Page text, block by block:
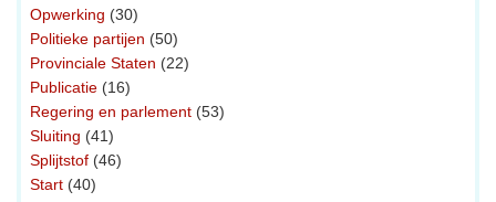
Opwerking (30)
Politieke partijen (50)
Provinciale Staten (22)
Publicatie (16)
Regering en parlement (53)
Sluiting (41)
Splijtstof (46)
Start (40)